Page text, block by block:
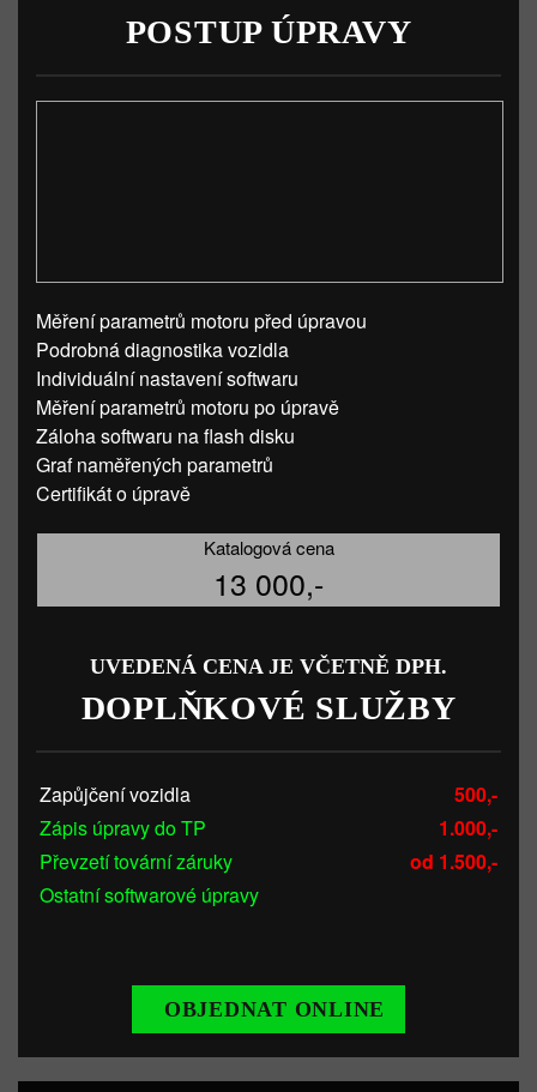
POSTUP ÚPRAVY
Měření parametrů motoru před úpravou
Podrobná diagnostika vozidla
Individuální nastavení softwaru
Měření parametrů motoru po úpravě
Záloha softwaru na flash disku
Graf naměřených parametrů
Certifikát o úpravě
Katalogová cena
13 000,-
UVEDENÁ CENA JE VČETNĚ DPH.
DOPLŇKOVÉ SLUŽBY
Zapůjčení vozidla
500,-
Zápis úpravy do TP
1.000,-
Převzetí tovární záruky
od 1.500,-
Ostatní softwarové úpravy
OBJEDNAT ONLINE